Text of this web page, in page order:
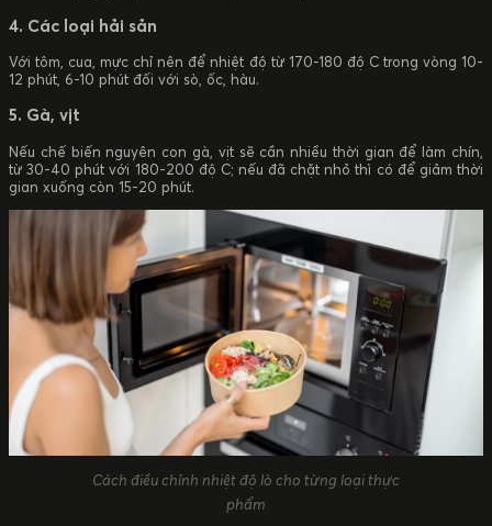
4. Các loại hải sản
Với tôm, cua, mực chỉ nên để nhiệt độ từ 170-180 độ C trong vòng 10-
12 phút, 6-10 phút đối với sò, ốc, hàu.
5. Gà, vịt
Nếu chế biến nguyên con gà, vịt sẽ cần nhiều thời gian để làm chín,
từ 30-40 phút với 180-200 độ C; nếu đã chặt nhỏ thì có để giảm thời
gian xuống còn 15-20 phút.
Cách điều chỉnh nhiệt độ lò cho từng loại thực
phẩm